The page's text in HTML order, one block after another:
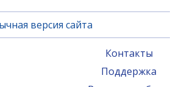
RIPSHAD 200-130 BN
версия сайта
Контакты
Поддержка